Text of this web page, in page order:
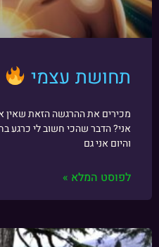
תחושת עצמי
מכירים את ההרגשה הזאת שאין
אני? הדבר שהכי חשוב לי כרגע
והיום אני גם
לפוסט המלא »